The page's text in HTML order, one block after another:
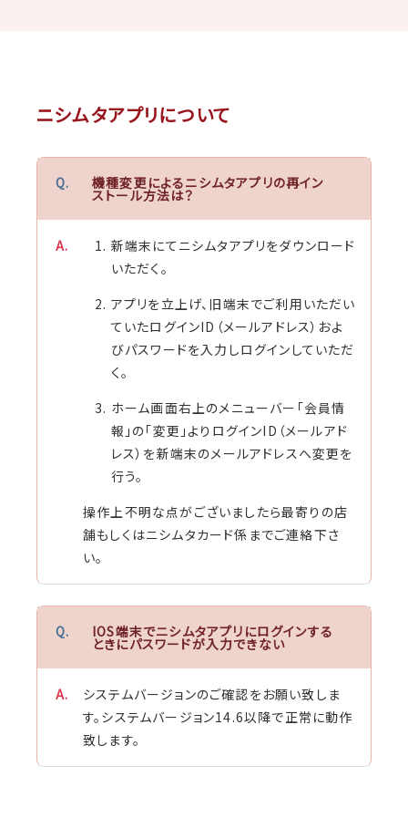
ニシムタアプリについて
機種変更によるニシムタアプリの再イン
ストール方法は？
新端末にてニシムタアプリをダウンロード
いただく。
アプリを立上げ、旧端末でご利用いただい
ていたログインID（メールアドレス）およ
びパスワードを入力しログインしていただ
く。
ホーム画面右上のメニューバー「会員情
報」の「変更」よりログインID（メールアド
レス）を新端末のメールアドレスへ変更を
行う。
操作上不明な点がございましたら最寄りの店
舗もしくはニシムタカード係までご連絡下さ
い。
IOS端末でニシムタアプリにログインする
ときにパスワードが入力できない
システムバージョンのご確認をお願い致しま
す。システムバージョン14.6以降で正常に動作
致します。